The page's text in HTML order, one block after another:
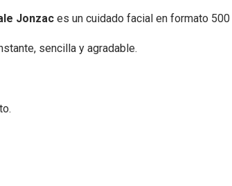
Jonzac es un cuidado facial en formato
sencilla y agradable.